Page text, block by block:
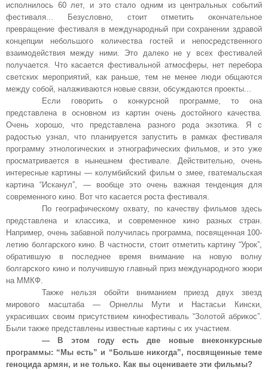
исполнилось 60 лет, и это стало одним из центральных событий
фестиваля... Безусловно, стоит отметить окончательное
превращение фестиваля в международный при сохранении здравой
концепции небольшого количества гостей и непосредственного
взаимодействия между ними. Это далеко не у всех фестивалей
получается. Что касается фестивальной атмосферы, нет перебора
светских мероприятий, как раньше, тем не менее люди общаются
между собой, налаживаются новые связи, обсуждаются проекты...
Если говорить о конкурсной программе, то она
представлена в основном из картин очень достойного качества.
Очень хорошо, что представлена разного рода экзотика. Я с
радостью узнал, что планируется запустить в рамках фестиваля
программу этнологических и этнографических фильмов, и это уже
просматривается в нынешнем фестивале. Действительно, очень
интересные картины — колумбийский фильм о змее, гватемальская
картина “Исканул”, — вообще это очень важная тенденция для
современного кино. Вот что касается роста фестиваля.
По географическому охвату, по качеству фильмов здесь
представлена и классика, и современное кино разных стран.
Например, очень забавной получилась программа, посвященная 100-
летию болгарского кино. В частности, стоит отметить картину “Урок”,
обратившую в последнее время внимание на новую волну
болгарского кино и получившую главный приз международного жюри
на ММКФ.
Также нельзя обойти вниманием приезд двух звезд
мирового масштаба — Орнеллы Мути и Настасьи Кински,
украсивших своим присутствием кинофестиваль “Золотой абрикос”.
Были также представлены известные картины с их участием.
— В этом году есть две новые внеконкурсные
программы: “Мы есть” и “Больше никогда”, посвященные теме
геноцида армян, и не только. Как вы оцениваете эти фильмы?